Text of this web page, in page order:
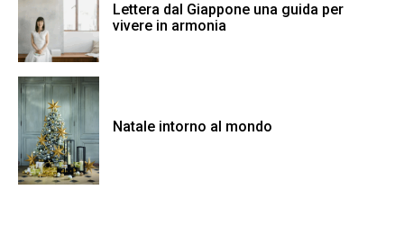
Lettera dal Giappone una guida per
vivere in armonia
Natale intorno al mondo